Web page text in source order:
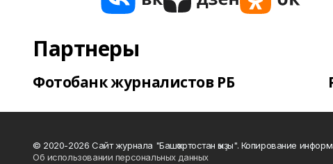
Партнеры
Фотобанк журналистов РБ
© 2020-2026 Сайт журнала "Башҡортостан ҡыҙы". Копирование
Об использовании персональных данных